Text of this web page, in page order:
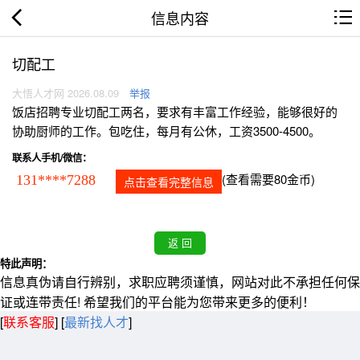
信息内容
切配工
大悟人才网 2026.08.09 举报
饭店招聘专业切配工两名，要求有丰富工作经验，能够很好的
协助厨师的工作。包吃住，每月有公休，工资3500-4500。
联系人手机/微信：
131****7288 点击查看完整信息 (查看需要80金币)
特此声明：
信息真伪请自行辨别，求职应聘须谨慎，网站对此不承担任何保
证或连带责任! 希望我们的平台能为您带来更多的便利！
[联系客服] [最新找人才]